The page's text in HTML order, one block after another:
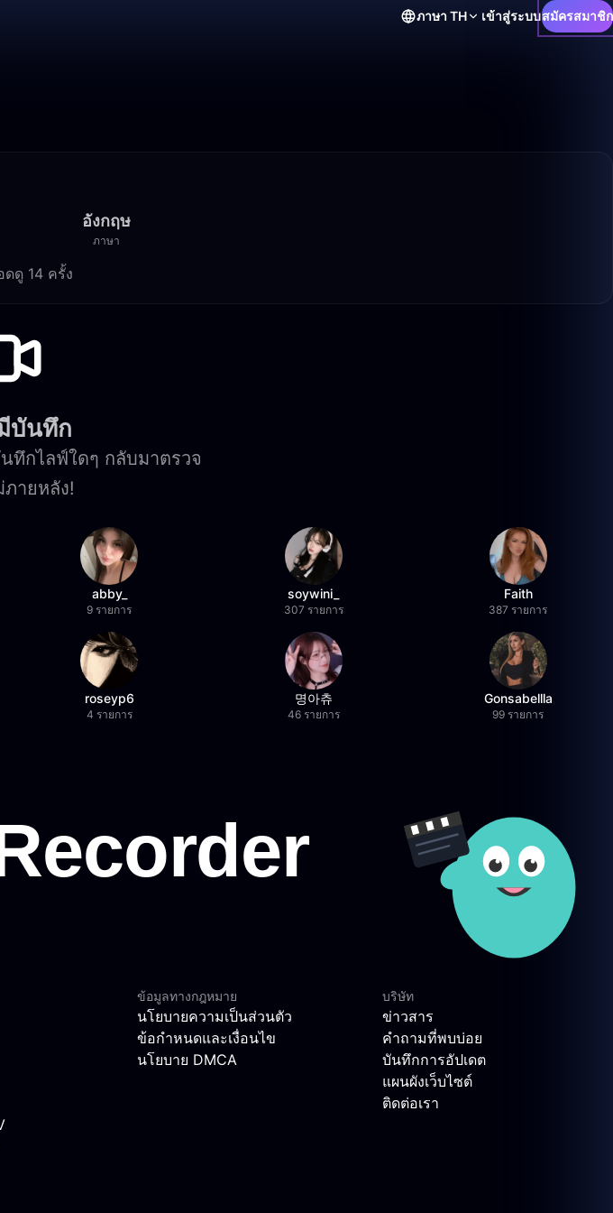
ภาษา TH เข้าสู่ระบบสมัครสมาชิก
อังกฤษ
ภาษา
ดู 14 ครั้ง
บันทึก
ทึกไลฟ์ใดๆ กลับมาตรวจ
ายหลัง!
abby_
9 รายการ
soywini_
307 รายการ
Faith
387 รายการ
roseyp6
4 รายการ
명아츄
46 รายการ
Gonsabellla
99 รายการ
ข้อมูลทางกฎหมาย
นโยบายความเป็นส่วนตัว
ข้อกำหนดและเงื่อนไข
นโยบาย DMCA
บริษัท
ข่าวสาร
คำถามที่พบบ่อย
บันทึกการอัปเดต
แผนผังเว็บไซต์
ติดต่อเรา